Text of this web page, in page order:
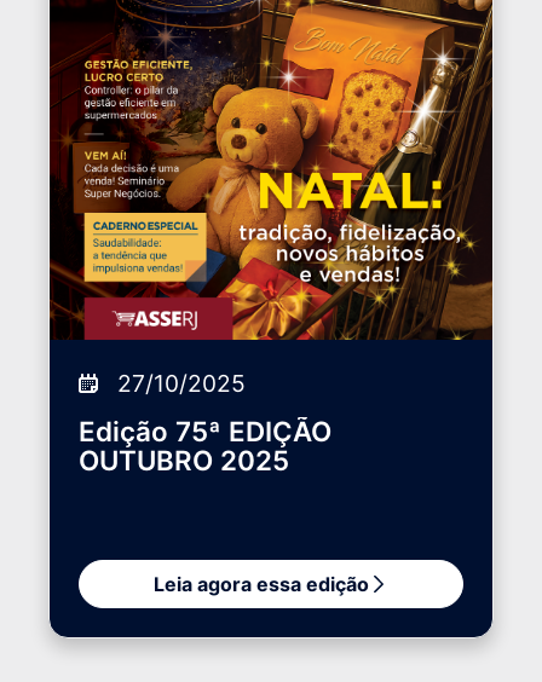
27/10/2025
Edição 75ª EDIÇÃO
OUTUBRO 2025
Leia agora essa edição